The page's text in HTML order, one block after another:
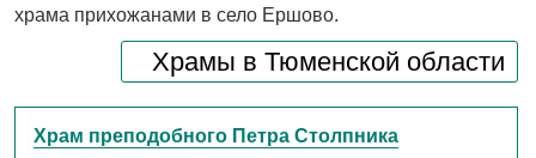
храма прихожанами в село Ершово.
Храмы в Тюменской области
Храм преподобного Петра Столпника